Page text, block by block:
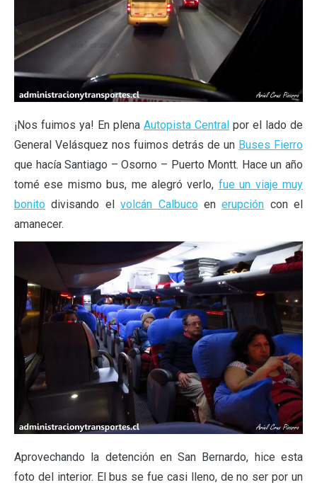
¡Nos fuimos ya! En plena Autopista Central por el lado de
General Velásquez nos fuimos detrás de un Buses Fierro
que hacía Santiago – Osorno – Puerto Montt. Hace un año
tomé ese mismo bus, me alegró verlo, fue un viaje muy
bonito divisando elvolcán Calbucoenerupción con el
amanecer.
Aprovechando la detención en San Bernardo, hice esta
foto del interior. El bus se fue casi lleno, de no ser por un